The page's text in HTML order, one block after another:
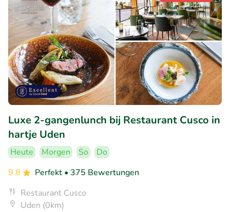
Luxe 2-gangenlunch bij Restaurant Cusco in
hartje Uden
Heute Morgen So
Do
9.8
Perfekt • 375 Bewertungen
Restaurant Cusco
Uden (0km)